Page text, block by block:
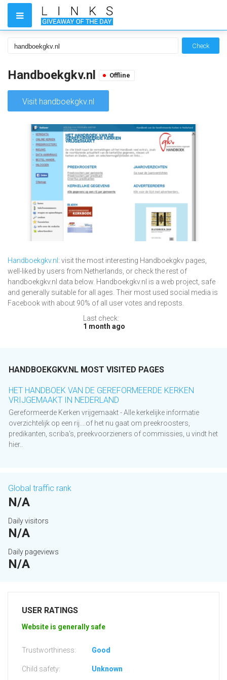
Check
Handboekgkv.nl Offline
Visit handboekgkv.nl
Handboekgkv.nl : visit the most interesting Handboekgkv pages,
well-liked by users from Netherlands, or check the rest of
handboekgkv.nl data below. Handboekgkv.nl is a web project, safe
and generally suitable for all ages. Their most used social media is
Facebook with about 90% of all user votes and reposts.
Last check:
1 month ago
HANDBOEKGKV.NL MOST VISITED PAGES
HET HANDBOEK VAN DE GEREFORMEERDE KERKEN
VRIJGEMAAKT IN NEDERLAND
Gereformeerde Kerken vrijgemaakt - Alle kerkelijke informatie
overzichtelijk op een rij....of het nu gaat om preekroosters,
predikanten, scriba's, preekvoorzieners of commissies, u vindt het
hier..
Global traffic rank
N/A
Daily visitors
N/A
Daily pageviews
N/A
USER RATINGS
Website is generally safe
Trustworthiness: Good
Child safety: Unknown